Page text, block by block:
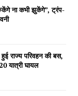
ना कभी झुकेंगे”, ट्रंप-
राज्य परिवहन की बस,
यात्री घायल